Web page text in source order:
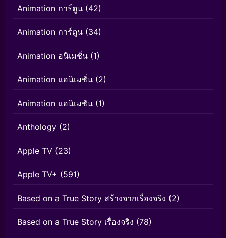
Animation การ์ตูน (42)
Animation การ์ตูน (34)
Animation อนิเมชั่น (1)
Animation แอนิเมชั่น (2)
Animation แอนิเมชัน (1)
Anthology (2)
Apple TV (23)
Apple TV+ (591)
Based on a True Story สร้างจากเรื่องจริง (2)
Based on a True Story เรื่องจริง (78)